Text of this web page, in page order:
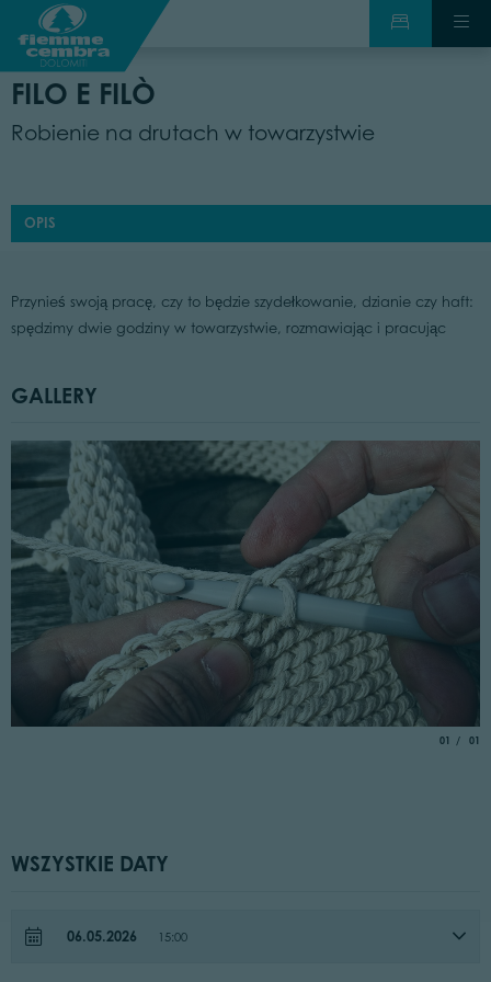
FILO E FILÒ
Robienie na drutach w towarzystwie
OPIS
Przynieś swoją pracę, czy to będzie szydełkowanie, dzianie czy haft:
spędzimy dwie godziny w towarzystwie, rozmawiając i pracując
GALLERY
01 of
01
WSZYSTKIE DATY
06.05.2026 15:00